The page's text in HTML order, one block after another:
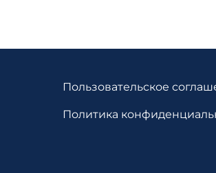
Пользовательское
Политика